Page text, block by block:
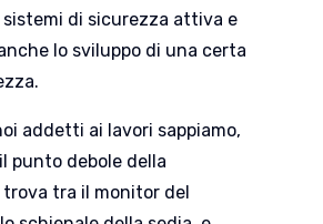
di sicurezza attiva e
lo sviluppo di una certa
addetti ai lavori sappiamo,
punto debole della
trova tra il monitor del